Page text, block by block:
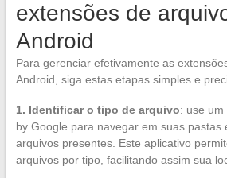
extensões de
Android
Para gerenciar efetivamente as
Android, siga estas etapas simples e
1. Identificar o tipo de arquivo: use um
by Google para navegar em suas pastas
arquivos presentes. Este aplicativo
arquivos por tipo, facilitando assim sua